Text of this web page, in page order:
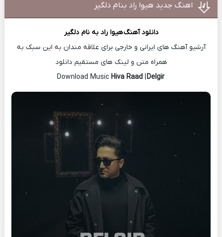
اهنگ جدید هیوا راد بنام دلگیر
دانلود آهنگهیوا راد به نام دلگیر
آرشیو آهنگ های ایرانی و خارجی برای علاقه مندان به این سبک به
همراه متن و لینک های مستقیم دانلود
Hiva Raad |Delgir